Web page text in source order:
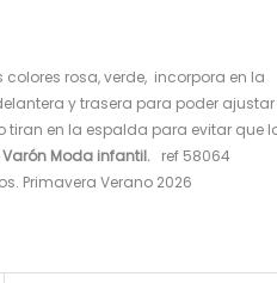
rosa, verde, incorpora en la
y trasera para poder ajustar
en la espalda para evitar que
Varón Moda infantil. ref 58064
Primavera Verano 2026